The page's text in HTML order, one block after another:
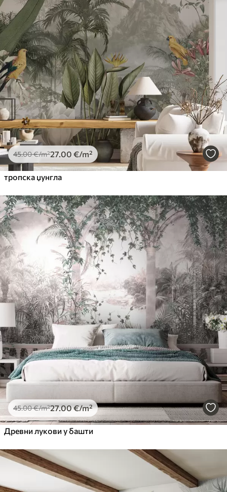
45.00€/m²27.00 €/m²
тропска џунгла
45.00€/m²27.00€/m²
Древни лукови у башти